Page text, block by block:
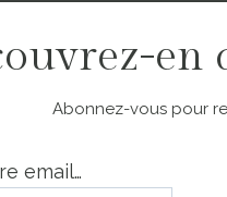
en
Abonnez-vous pour
email…